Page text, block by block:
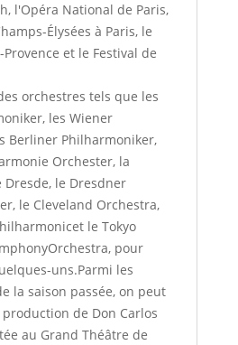
l'Opéra National de Paris,
Élysées à Paris, le
et le Festival de
orchestres tels que les
les Wiener
Berliner Philharmoniker,
Orchester, la
Dresde, le Dresdner
le Cleveland Orchestra,
le Tokyo
pour
uns.Parmi les
la saison passée, on peut
de Don Carlos
au Grand Théâtre de